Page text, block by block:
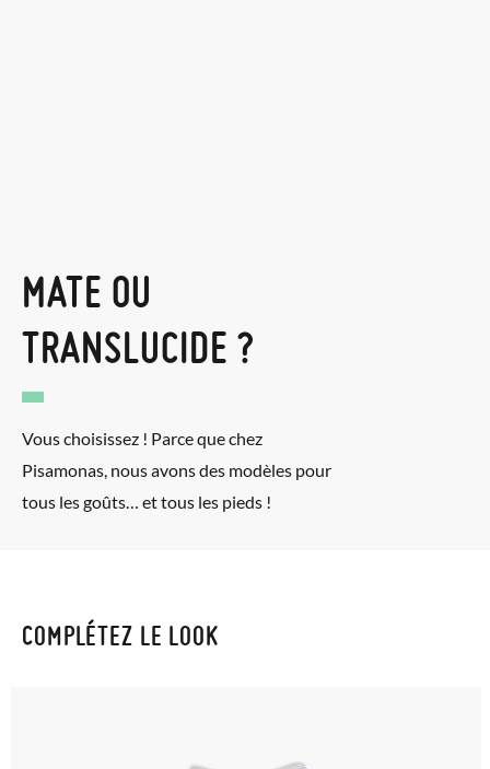
MATE OU
TRANSLUCIDE ?
Vous choisissez ! Parce que chez
Pisamonas, nous avons des modèles pour
tous les goûts… et tous les pieds !
COMPLÉTEZ LE LOOK